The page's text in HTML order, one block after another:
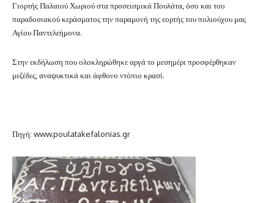
Γιορτής Παλαιού Χωριού στα προσεισμικά Πουλάτα, όσο και του
παραδοσιακού κεράσματος την παραμονή της εορτής του πολιούχου μας
Αγίου Παντελεήμονα.
Στην εκδήλωση που ολοκληρώθηκε αργά το μεσημέρι προσφέρθηκαν
μεζέδες, αναψυκτικά και άφθονο ντόπιο κρασί.
Πηγή: www.poulatakefalonias.gr